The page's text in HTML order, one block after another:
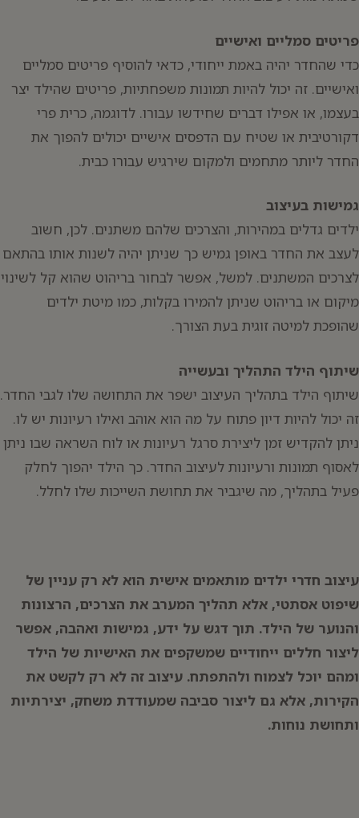
פריטים סמליים ואישיים
כדי שהחדר יהיה באמת ייחודי, כדאי להוסיף פריטים סמליים
ואישיים. זה יכול להיות תמונות משפחתיות, פריטים שהילד יצר
בעצמו, או אפילו דברים שחידשו עבורו. לדוגמה, כרית פרי
דקורטיבית או שטיח עם הדפסים אישיים יכולים להפוך את
החדר ליותר מתחמים ולמקום שירגיש עבורו כבית.
גמישות בעיצוב
ילדים גדלים במהירות, והצרכים שלהם משתנים. לכן, חשוב
לעצב את החדר באופן גמיש כך שניתן יהיה לשנות אותו בהתאם
לצרכים המשתנים. למשל, אפשר לבחור בריהוט שהוא קל לשינוי
מיקום או בריהוט שניתן להמירו בקלות, כמו מיטת ילדים
שהופכת למיטה זוגית בעת הצורך.
שיתוף הילד התהליך ובעשייה
שיתוף הילד בתהליך העיצוב ישפר את התחושה שלו לגבי החדר.
זה יכול להיות דיון פתוח על מה הוא אוהב ואילו רעיונות יש לו.
ניתן להקדיש זמן ליצירת סרגל רעיונות או לוח השראה שבו ניתן
לאסוף תמונות ורעיונות לעיצוב החדר. כך הילד יהפוך לחלק
פעיל בתהליך, מה שיגביר את תחושת השייכות שלו לחלל.
עיצוב חדרי ילדים מותאמים אישית הוא לא רק עניין של
שיפוט אסתטי, אלא תהליך המערב את הצרכים, הרצונות
והנוער של הילד. תוך דגש על ידע, גמישות ואהבה, אפשר
ליצור חללים ייחודיים שמשקפים את האישיות של הילד
ומהם יוכל לצמוח ולהתפתח. עיצוב זה לא רק לקשט את
הקירות, אלא גם ליצור סביבה שמעודדת משחק, יצירתיות
ותחושת נוחות.